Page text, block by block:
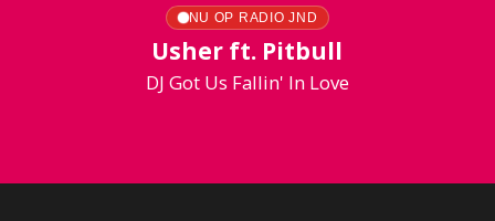
NU OP RADIO JND
Usher ft. Pitbull
DJ Got Us Fallin' In Love